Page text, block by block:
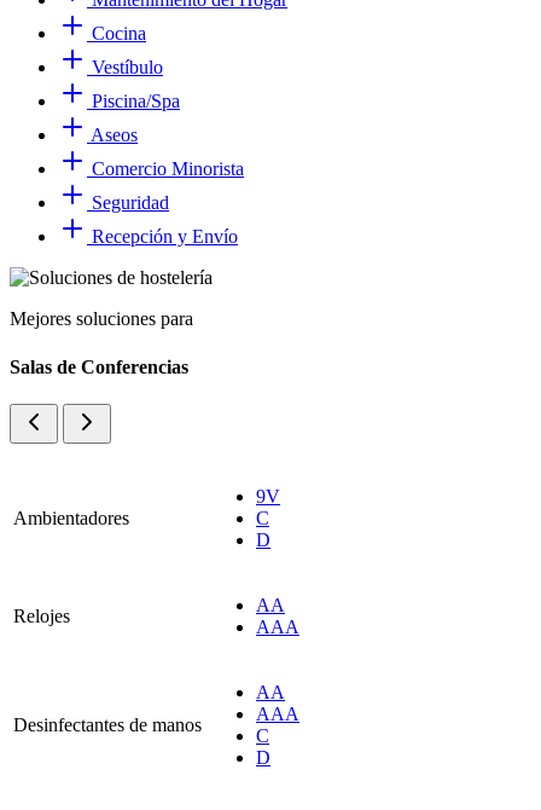
Cocina
Vestíbulo
Piscina/Spa
Aseos
Comercio Minorista
Seguridad
Recepción y Envío
Mejores soluciones para
Salas de Conferencias
Ambientadores
9V
C
D
Relojes
AA
AAA
Desinfectantes de manos
AA
AAA
C
D